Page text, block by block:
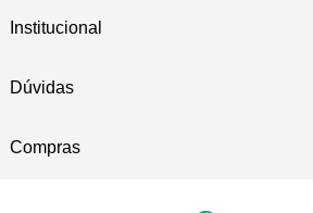
Institucional
Dúvidas
Compras